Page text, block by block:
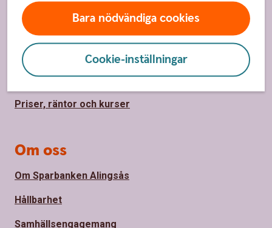
Bara nödvändiga cookies
Cookie-inställningar
Kontakta oss
Spärrhjälp
Hitta bankkontor
Bli kund
Priser, räntor och kurser
Om oss
Om Sparbanken Alingsås
Hållbarhet
Samhällsengagemang